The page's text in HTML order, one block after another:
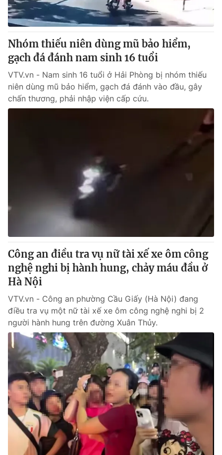
® Cấm sao chép dưới mọi hình thức nếu không có sự chấp
thuận bằng văn bản. Ghi rõ nguồn VTV.vn khi phát hành lại
thông tin từ website này.
Nhóm thiếu niên dùng mũ bảo hiểm,
gạch đá đánh nam sinh 16 tuổi
VTV.vn - Nam sinh 16 tuổi ở Hải Phòng bị nhóm thiếu
niên dùng mũ bảo hiểm, gạch đá đánh vào đầu, gây
chấn thương, phải nhập viện cấp cứu.
Công an điều tra vụ nữ tài xế xe ôm công
nghệ nghi bị hành hung, chảy máu đầu ở
Hà Nội
VTV.vn - Công an phường Cầu Giấy (Hà Nội) đang
điều tra vụ một nữ tài xế xe ôm công nghệ nghi bị 2
người hành hung trên đường Xuân Thủy.